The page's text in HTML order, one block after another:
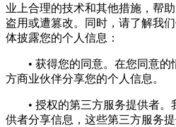
业上合理的技术和其他措施，帮
盗用或遭篡改。同时，请了解我
体披露您的个人信息：
• 获得您的同意。在您同意的
方商业伙伴分享您的个人信息。
• 授权的第三方服务提供者。
供者分享信息，这些第三方服务